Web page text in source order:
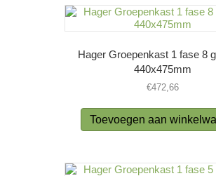
Hager Groepenkast 1 fase 8
440x475mm
€472,66
Toevoegen aan